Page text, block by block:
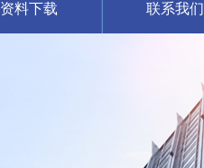
资料下载 联系我们